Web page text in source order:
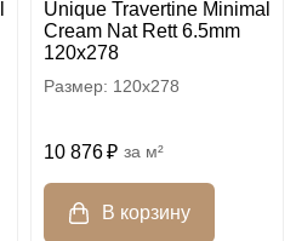
Unique Travertine Minimal
Cream Nat Rett 6.5mm
120x278
120x278
10 876 м²